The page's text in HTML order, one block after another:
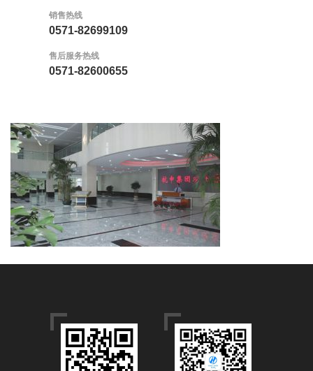
销售热线
0571-82699109
售后服务热线
0571-82600655